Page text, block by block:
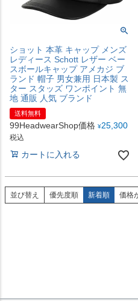
ショット 本革 キャップ メンズ
レディース Schott レザー ベー
スボールキャップ アメカジ ブ
ランド 帽子 男女兼用 日本製 ス
ター スタッズ ワンポイント 無
地 通販 人気 ブランド
送料無料
99HeadwearShop価格 ¥25,300
税込
カートに入れる
並び替え 優先度順 新着順 価格